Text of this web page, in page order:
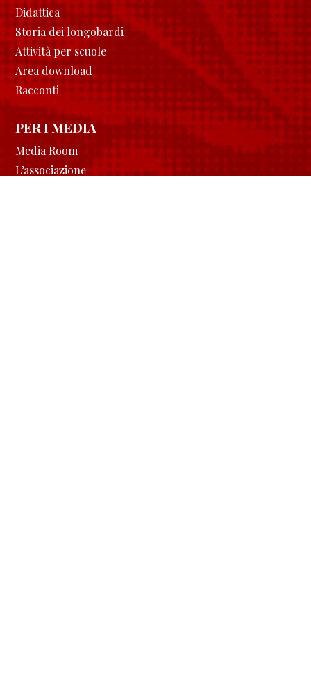
Didattica
Storia dei longobardi
Attività per scuole
Area download
Racconti
PER I MEDIA
Media Room
L’associazione